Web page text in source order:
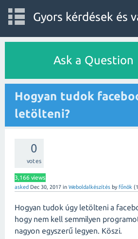
Gyors kérdések és
Ask a Question
Hogyan tudok
letölteni?
0
votes
3,166 views
asked Dec 30, 2017 in Weboldalkészítés byfőnök (
Hogyan tudok úgy letölteni a
hogy nem kell semmilyen
nagyon egyszerű legyen. Köszi.